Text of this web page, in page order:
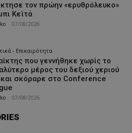
τον πρώην «ερυθρόλευκο»
Κεϊτά
07/08/2026
- Επικαιρότητα
που γεννήθηκε χωρίς το
μέρος του δεξιού χεριού
σκόραρε στο Conference
07/08/2026